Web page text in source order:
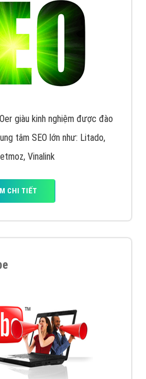
giàu kinh nghiệm được đào
tâm SEO lớn như: Litado,
Vinalink
CHI TIẾT